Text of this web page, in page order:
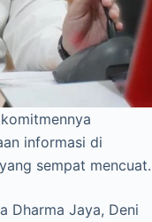
informasi di
sempat mencuat.
Dharma Jaya, Deni